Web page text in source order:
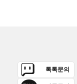
톡톡문의